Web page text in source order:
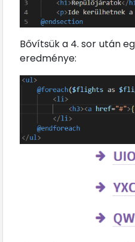
Bővítsük a 4. sor után
eredménye: